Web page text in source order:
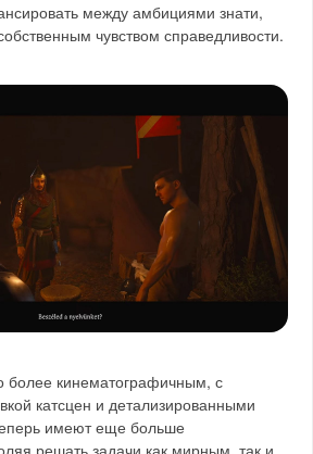
между амбициями знати,
чувством справедливости.
более кинематографичным, с
катсцен и детализированными
имеют еще больше
решать задачи как мирным, так и